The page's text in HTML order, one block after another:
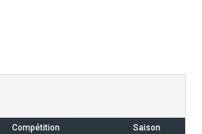
Compétition Saison